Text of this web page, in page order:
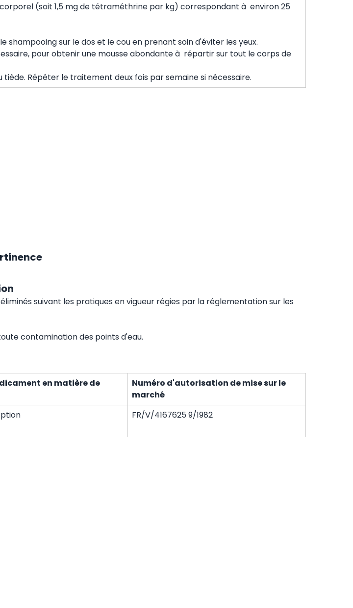
(soit 1,5 mg de tétraméthrine par kg) correspondant à environ 25
sur le dos et le cou en prenant soin d'éviter les yeux.
pour obtenir une mousse abondante à répartir sur tout le corps de
Répéter le traitement deux fois par semaine si nécessaire.
suivant les pratiques en vigueur régies par la réglementation sur les
contamination des points d'eau.
en matière de
Numéro d'autorisation de mise sur le
marché
FR/V/4167625 9/1982